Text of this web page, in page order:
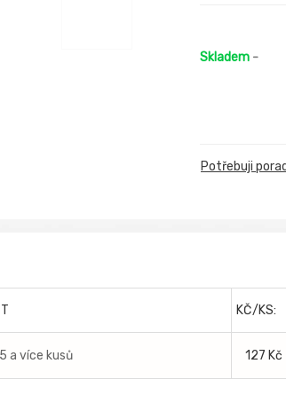
Skladem -
Potřebuji
KČ/KS:
a více kusů 127 Kč